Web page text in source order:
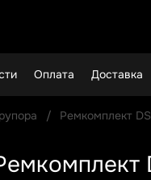
Оплата Доставка
Ремкомплект